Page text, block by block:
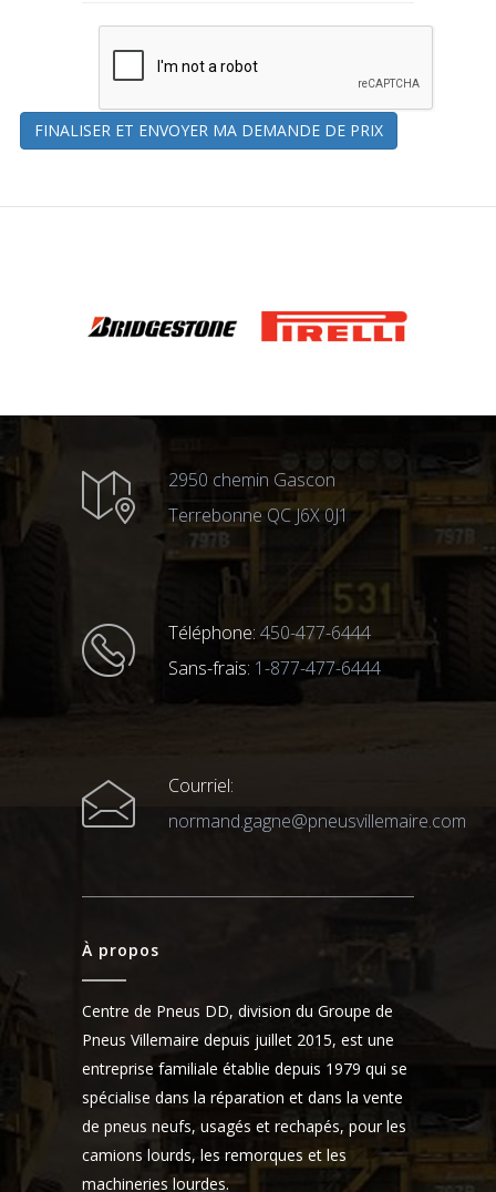
FINALISER ET ENVOYER MA DEMANDE DE PRIX
2950 chemin Gascon
Terrebonne QC J6X 0J1
Téléphone: 450-477-6444
Sans-frais: 1-877-477-6444
Courriel:
normand.gagne@pneusvillemaire.com
À propos
Centre de Pneus DD, division du Groupe de
Pneus Villemaire depuis juillet 2015, est une
entreprise familiale établie depuis 1979 qui se
spécialise dans la réparation et dans la vente
de pneus neufs, usagés et rechapés, pour les
camions lourds, les remorques et les
machineries lourdes.